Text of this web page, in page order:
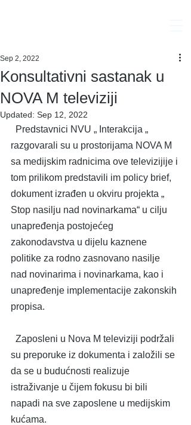
Konsultativni sastanak u
NOVA M televiziji
Sep 2, 2022
Updated: Sep 12, 2022
razgovarali su u prostorijama NOVA M
sa medijskim radnicima ove televizijije i
tom prilikom predstavili im policy brief,
dokument izrađen u okviru projekta „
Stop nasilju nad novinarkama“ u cilju
unapređenja postojećeg
zakonodavstva u dijelu kaznene
politike za rodno zasnovano nasilje
nad novinarima i novinarkama, kao i
unapređenje implementacije zakonskih
propisa.
su preporuke iz dokumenta i založili se
da se u budućnosti realizuje
istraživanje u čijem fokusu bi bili
napadi na sve zaposlene u medijskim
kućama.